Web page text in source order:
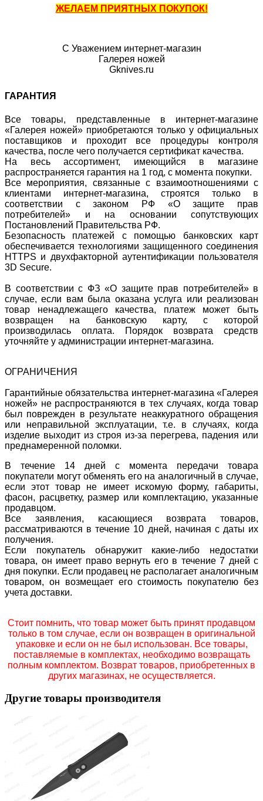
ЖЕЛАЕМ ПРИЯТНЫХ ПОКУПОК!
С Уважением интернет-магазин
Галерея ножей
Gknives.ru
ГАРАНТИЯ
Все товары, представленные в интернет-магазине
«Галерея ножей» приобретаются только у официальных
поставщиков и проходит все процедуры контроля
качества, после чего получается сертификат качества.
На весь ассортимент, имеющийся в магазине
распространяется гарантия на 1 год, с момента покупки.
Все мероприятия, связанные с взаимоотношениями с
клиентами интернет-магазина, строятся только в
соответствии с законом РФ «О защите прав
потребителей» и на основании сопутствующих
Постановлений Правительства РФ.
Безопасность платежей с помощью банковских карт
обеспечивается технологиями защищенного соединения
HTTPS и двухфакторной аутентификации пользователя
3D Secure.
В соответствии с ФЗ «О защите прав потребителей» в
случае, если вам была оказана услуга или реализован
товар ненадлежащего качества, платеж может быть
возвращен на банковскую карту, с которой
производилась оплата. Порядок возврата средств
уточняйте у администрации интернет-магазина.
ОГРАНИЧЕНИЯ
Гарантийные обязательства интернет-магазина «Галерея
ножей» не распространяются в тех случаях, когда товар
был поврежден в результате неаккуратного обращения
или неправильной эксплуатации, т.е. в случаях, когда
изделие выходит из строя из-за перегрева, падения или
преднамеренной поломки.
В течение 14 дней с момента передачи товара
покупатели могут обменять его на аналогичный в случае,
если этот товар не имеет искомую форму, габариты,
фасон, расцветку, размер или комплектацию, указанные
продавцом.
Все заявления, касающиеся возврата товаров,
рассматриваются в течение 10 дней, начиная с даты их
получения.
Если покупатель обнаружит какие-либо недостатки
товара, он имеет право вернуть его в течение 7 дней с
дня покупки. Если продавец не располагает аналогичным
товаром, он возмещает его стоимость покупателю без
учета доставки.
Стоит помнить, что товар может быть принят продавцом
только в том случае, если он возвращен в оригинальной
упаковке и если он не был использован. Все товары,
поставляемые в комплектах, необходимо возвращать
полным комплектом. Возврат товаров, приобретенных в
других магазинах, не осуществляется.
Другие товары производителя